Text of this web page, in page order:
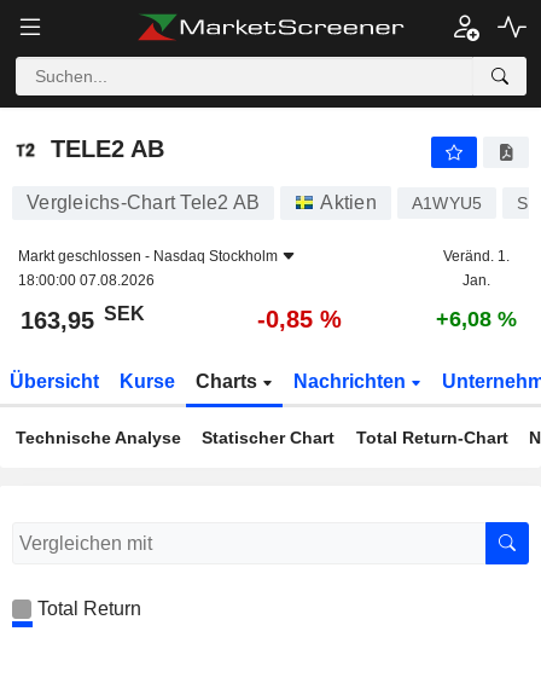
TELE2 AB
TELE2 AB
Vergleichs-Chart Tele2 AB Aktien A1WYU5
Markt geschlossen - Nasdaq Stockholm
18:00:00 07.08.2026
Veränd. 1.
Jan.
163,95 SEK -0,85 % +6,08 %
Übersicht Kurse Charts Nachrichten
Technische Analyse Statischer Chart Total Return-Chart
Total Return